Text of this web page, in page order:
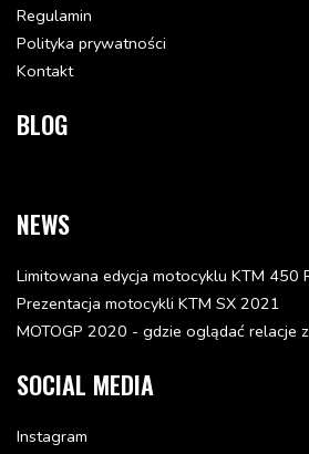
Regulamin
Polityka prywatności
Kontakt
BLOG
NEWS
Limitowana edycja motocyklu KTM 450
Prezentacja motocykli KTM SX 2021
MOTOGP 2020 - gdzie oglądać relacje
SOCIAL MEDIA
Instagram